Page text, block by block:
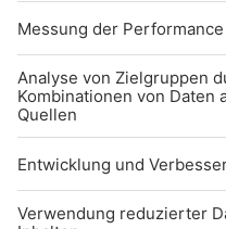
NTAKTIEREN SIE
Studio-Hotline
(089) 38 38 38 38
info@radiogong.de